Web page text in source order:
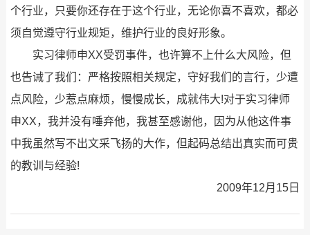
个行业，只要你还存在于这个行业，无论你喜不喜欢，都必
须自觉遵守行业规矩，维护行业的良好形象。
实习律师申XX受罚事件，也许算不上什么大风险，但
也告诫了我们：严格按照相关规定，守好我们的言行，少遭
点风险，少惹点麻烦，慢慢成长，成就伟大!对于实习律师
申XX，我并没有唾弃他，我甚至感谢他，因为从他这件事
中我虽然写不出文采飞扬的大作，但起码总结出真实而可贵
的教训与经验!
2009年12月15日